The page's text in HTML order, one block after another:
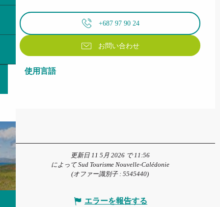
+687 97 90 24
お問い合わせ
使用言語
使用言語
更新日 11 5月 2026 で 11:56
によって Sud Tourisme Nouvelle-Calédonie
(オファー識別子 : 5545440)
エラーを報告する